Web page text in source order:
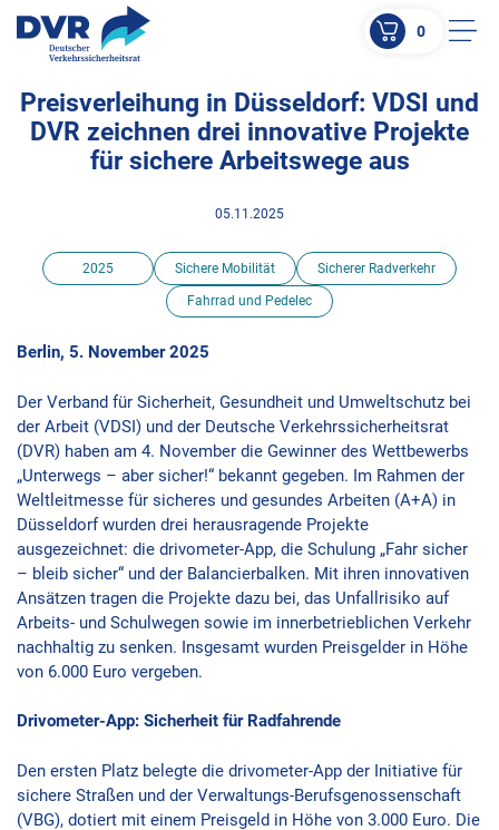
ZUM HAUPTINHALT SPRINGEN
ZUR SUCHE SPRINGEN
0
Preisverleihung in Düsseldorf: VDSI und
DVR zeichnen drei innovative Projekte
für sichere Arbeitswege aus
05.11.2025
2025 Sichere Mobilität Sicherer Radverkehr
Fahrrad und Pedelec
Berlin, 5. November 2025
Der Verband für Sicherheit, Gesundheit und Umweltschutz bei
der Arbeit (VDSI) und der Deutsche Verkehrssicherheitsrat
(DVR) haben am 4. November die Gewinner des Wettbewerbs
„Unterwegs – aber sicher!“ bekannt gegeben. Im Rahmen der
Weltleitmesse für sicheres und gesundes Arbeiten (A+A) in
Düsseldorf wurden drei herausragende Projekte
ausgezeichnet: die drivometer-App, die Schulung „Fahr sicher
– bleib sicher“ und der Balancierbalken. Mit ihren innovativen
Ansätzen tragen die Projekte dazu bei, das Unfallrisiko auf
Arbeits- und Schulwegen sowie im innerbetrieblichen Verkehr
nachhaltig zu senken. Insgesamt wurden Preisgelder in Höhe
von 6.000 Euro vergeben.
Drivometer-App: Sicherheit für Radfahrende
Den ersten Platz belegte die drivometer-App der Initiative für
sichere Straßen und der Verwaltungs-Berufsgenossenschaft
(VBG), dotiert mit einem Preisgeld in Höhe von 3.000 Euro. Die